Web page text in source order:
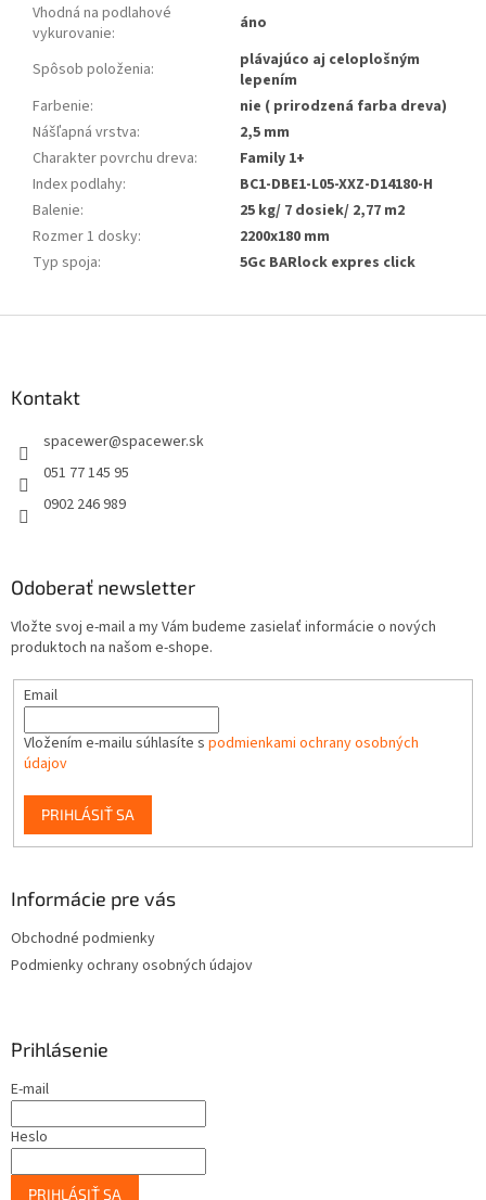
Vhodná na podlahové
vykurovanie: áno
Spôsob položenia:
plávajúco aj celoplošným
lepením
Farbenie:
nie ( prirodzená farba dreva)
Nášľapná vrstva:
2,5 mm
Charakter povrchu dreva:
Family 1+
Index podlahy:
BC1-DBE1-L05-XXZ-D14180-H
Balenie:
25 kg/ 7 dosiek/ 2,77 m2
Rozmer 1 dosky:
2200x180 mm
Typ spoja: 5Gc BARlock expres click
Kontakt
spacewer@spacewer.sk
051 77 145 95
0902 246 989
Odoberať newsletter
Vložte svoj e-mail a my Vám budeme zasielať informácie o nových
produktoch na našom e-shope.
Email
Vložením e-mailu súhlasíte s podmienkami ochrany osobných
údajov
PRIHLÁSIŤ SA
Informácie pre vás
Obchodné podmienky
Podmienky ochrany osobných údajov
Prihlásenie
E-mail
Heslo
PRIHLÁSIŤ SA